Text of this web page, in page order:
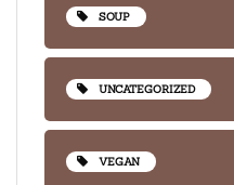
SOUP
UNCATEGORIZED
VEGAN